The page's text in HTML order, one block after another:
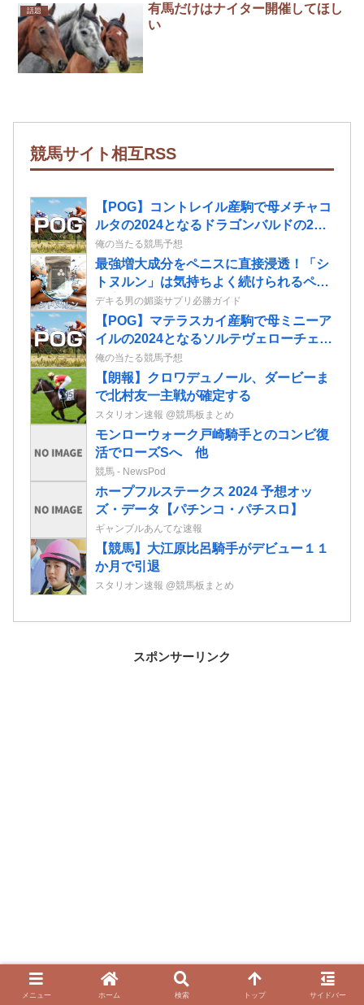
話題
有馬だけはナイター開催してほし
い
競馬サイト相互RSS
【POG】コントレイル産駒で母メチャコ
ルタの2024となるドラゴンバルドの2歳
情報
俺の当たる競馬予想
最強増大成分をペニスに直接浸透！「シ
トヌルン」は気持ちよく続けられるペニ
ス増大ローションだ！
デキる男の媚薬サプリ必勝ガイド
【POG】マテラスカイ産駒で母ミニーア
イルの2024となるソルテヴェローチェの
2歳情報
俺の当たる競馬予想
【朗報】クロワデュノール、ダービーま
で北村友一主戦が確定する
スタリオン速報 @競馬板まとめ
モンローウォーク戸崎騎手とのコンビ復
活でローズSへ 他
競馬 - NewsPod
ホープフルステークス 2024 予想オッ
ズ・データ【パチンコ・パチスロ】
ギャンブルあんてな速報
【競馬】大江原比呂騎手がデビュー１１
か月で引退
スタリオン速報 @競馬板まとめ
スポンサーリンク
メニュー ホーム 検索 トップ サイドバー